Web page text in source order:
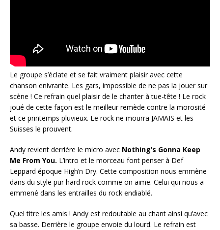
Le groupe s’éclate et se fait vraiment plaisir avec cette
chanson enivrante. Les gars, impossible de ne pas la jouer sur
scène ! Ce refrain quel plaisir de le chanter à tue-tête ! Le rock
joué de cette façon est le meilleur remède contre la morosité
et ce printemps pluvieux. Le rock ne mourra JAMAIS et les
Suisses le prouvent.
Andy revient derrière le micro avec Nothing’s Gonna Keep
Me From You. L’intro et le morceau font penser à Def
Leppard époque High’n Dry. Cette composition nous emmène
dans du style pur hard rock comme on aime. Celui qui nous a
emmené dans les entrailles du rock endiablé.
Quel titre les amis ! Andy est redoutable au chant ainsi qu’avec
sa basse. Derrière le groupe envoie du lourd. Le refrain est